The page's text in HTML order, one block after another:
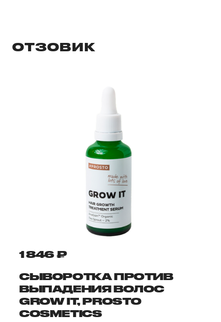
ОТЗОВИК
1 846 ₽
СЫВОРОТКА ПРОТИВ
ВЫПАДЕНИЯ ВОЛОС
GROW IT, PROSTO
COSMETICS